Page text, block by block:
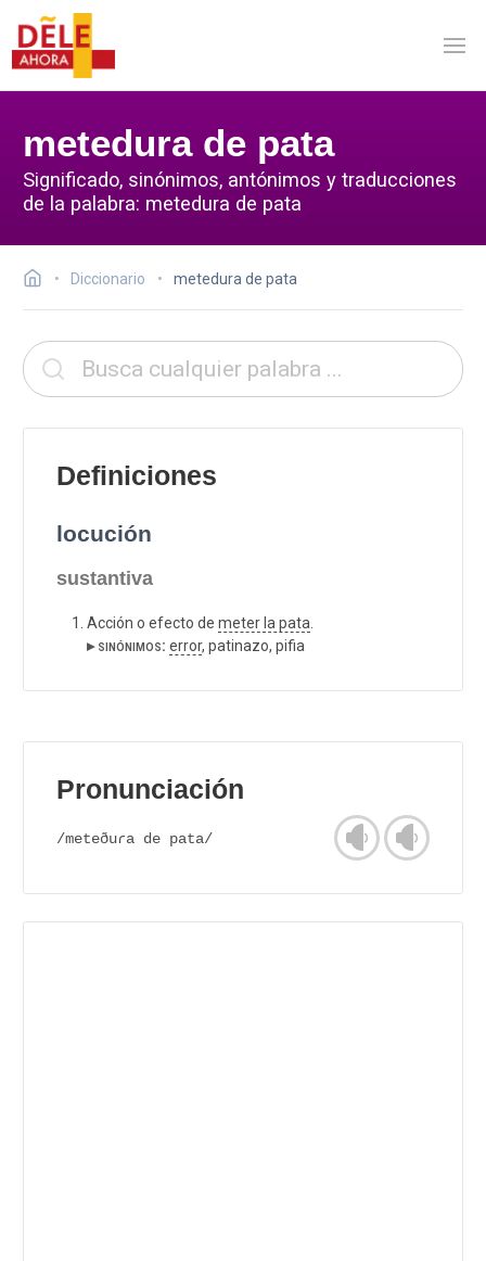
metedura de pata
Significado, sinónimos, antónimos y traducciones
de la palabra: metedura de pata
Diccionario metedura de pata
Definiciones
locución
sustantiva
Acción o efecto de meter la pata
▸ sinónimos: error, patinazo, pifia
Pronunciación
/meteðuɾa de pata/